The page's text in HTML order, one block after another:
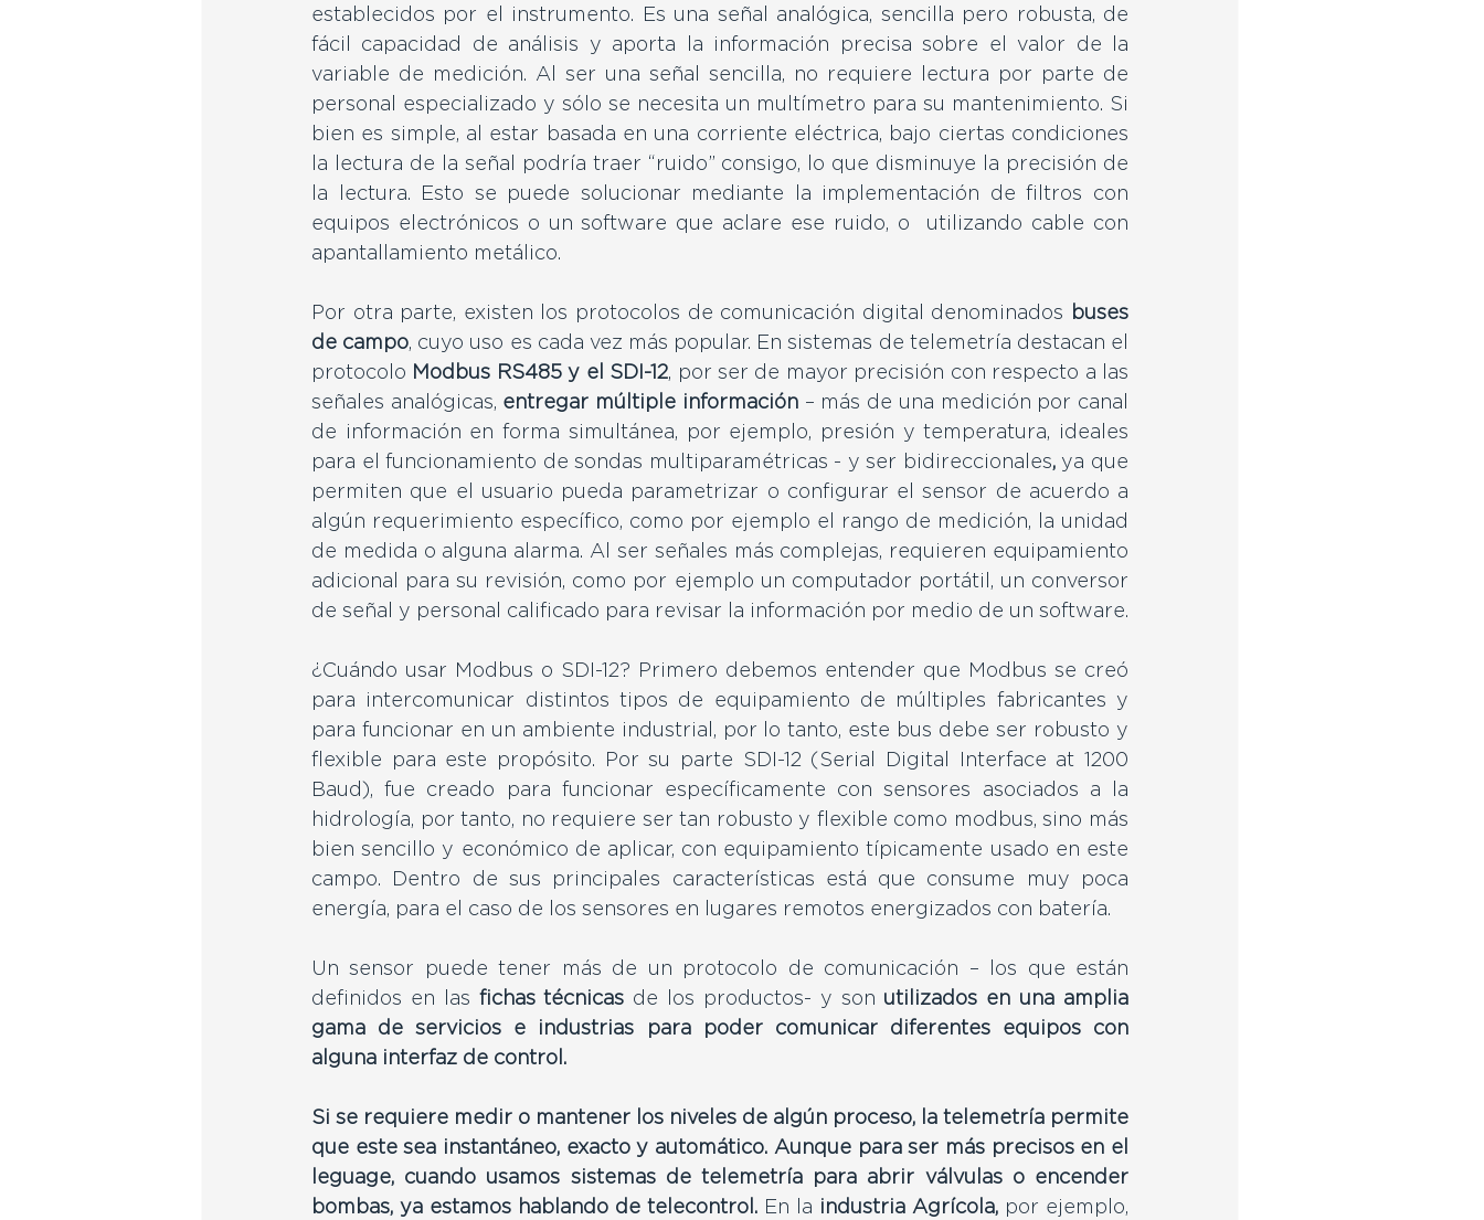
establecidos por el instrumento. Es una señal analógica, sencilla pero robusta, de
fácil capacidad de análisis y aporta la información precisa sobre el valor de la
variable de medición. Al ser una señal sencilla, no requiere lectura por parte de
personal especializado y sólo se necesita un multímetro para su mantenimiento. Si
bien es simple, al estar basada en una corriente eléctrica, bajo ciertas condiciones
la lectura de la señal podría traer “ruido” consigo, lo que disminuye la precisión de
la lectura. Esto se puede solucionar mediante la implementación de filtros con
equipos electrónicos o un software que aclare ese ruido, o  utilizando cable con
apantallamiento metálico.
Por otra parte, existen los protocolos de comunicación digital denominados
buses
de campo, cuyo uso es cada vez más popular. En sistemas de telemetría destacan el
protocolo Modbus RS485 y el SDI-12, por ser de mayor precisión con respecto a las
señales analógicas, entregar múltiple información – más de una medición por canal
de información en forma simultánea, por ejemplo, presión y temperatura, ideales
para el funcionamiento de sondas multiparamétricas - y ser bidireccionales, ya que
permiten que el usuario pueda parametrizar o configurar el sensor de acuerdo a
algún requerimiento específico, como por ejemplo el rango de medición, la unidad
de medida o alguna alarma. Al ser señales más complejas, requieren equipamiento
adicional para su revisión, como por ejemplo un computador portátil, un conversor
¿Cuándo usar Modbus o SDI-12? Primero debemos entender que Modbus se creó
para intercomunicar distintos tipos de equipamiento de múltiples fabricantes y
para funcionar en un ambiente industrial, por lo tanto, este bus debe ser robusto y
flexible para este propósito. Por su parte SDI-12 (Serial Digital Interface at 1200
Baud), fue creado para funcionar específicamente con sensores asociados a la
hidrología, por tanto, no requiere ser tan robusto y flexible como modbus, sino más
bien sencillo y económico de aplicar, con equipamiento típicamente usado en este
campo. Dentro de sus principales características está que consume muy poca
energía, para el caso de los sensores en lugares remotos energizados con batería.
Un sensor puede tener más de un protocolo de comunicación – los que están
definidos en las fichas técnicas de los productos- y son utilizados en una amplia
gama de servicios e industrias para poder comunicar diferentes equipos con
alguna interfaz de control.
Si se requiere medir o mantener los niveles de algún proceso, la telemetría permite
que este sea instantáneo, exacto y automático. Aunque para ser más precisos en el
leguage, cuando usamos sistemas de telemetría para abrir válvulas o encender
bombas, ya estamos hablando de telecontrol. En la industria Agrícola, por ejemplo,